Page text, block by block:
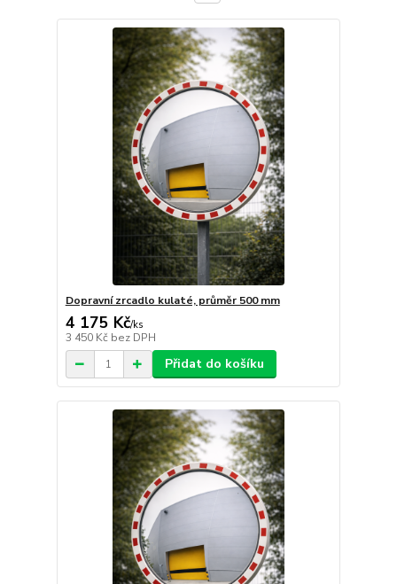
Dopravní zrcadlo kulaté, průměr 500 mm
4 175 Kč/ks
3 450 Kč bez DPH
Přidat do košíku